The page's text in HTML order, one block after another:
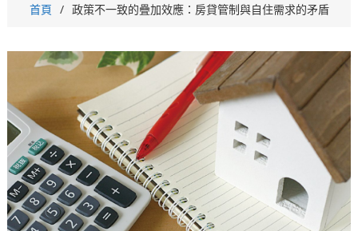
首頁 政策不一致的疊加效應：房貸管制與自住需求的矛盾